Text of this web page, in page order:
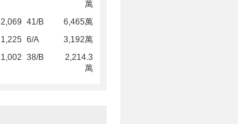
萬
2,069 41/B
6,465萬
1,225 6/A
3,192萬
1,002 38/B
2,214.3
萬